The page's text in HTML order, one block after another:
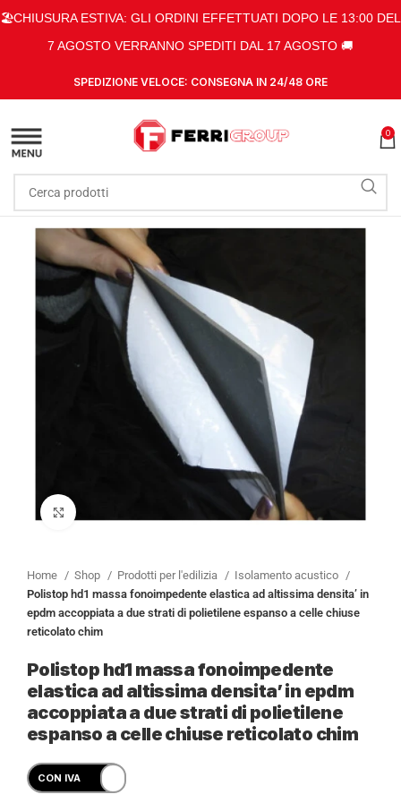
🏖️CHIUSURA ESTIVA: GLI ORDINI EFFETTUATI DOPO LE 13:00 DEL
7 AGOSTO VERRANNO SPEDITI DAL 17 AGOSTO 🚚
SPEDIZIONE VELOCE: CONSEGNA IN 24/48 ORE
0
Home Shop Prodotti per l'edilizia
Isolamento acustico
Polistop hd1 massa fonoimpedente elastica ad altissima densita’ in
epdm accoppiata a due strati di polietilene espanso a celle chiuse
reticolato chim
Polistop hd1 massa fonoimpedente
elastica ad altissima densita’ in epdm
accoppiata a due strati di polietilene
espanso a celle chiuse reticolato chim